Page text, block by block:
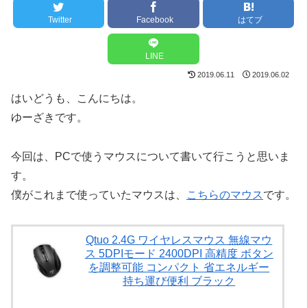
Twitter Facebook はてブ
LINE
2019.06.11 2019.06.02
はいどうも、こんにちは。
ゆーざきです。
今回は、PCで使うマウスについて書いて行こうと思いま
す。
僕がこれまで使っていたマウスは、
こちらのマウスです。
Qtuo 2.4G ワイヤレスマウス 無線マウ
ス 5DPIモード 2400DPI 高精度 ボタン
を調整可能 コンパクト 省エネルギー
持ち運び便利 ブラック